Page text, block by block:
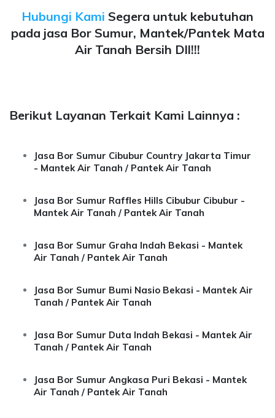
Hubungi Kami Segera untuk kebutuhan
pada jasa Bor Sumur, Mantek/Pantek Mata
Air Tanah Bersih Dll!!!
Berikut Layanan Terkait Kami Lainnya :
Jasa Bor Sumur Cibubur Country Jakarta Timur
- Mantek Air Tanah / Pantek Air Tanah
Jasa Bor Sumur Raffles Hills Cibubur Cibubur -
Mantek Air Tanah / Pantek Air Tanah
Jasa Bor Sumur Graha Indah Bekasi - Mantek
Air Tanah / Pantek Air Tanah
Jasa Bor Sumur Bumi Nasio Bekasi - Mantek Air
Tanah / Pantek Air Tanah
Jasa Bor Sumur Duta Indah Bekasi - Mantek Air
Tanah / Pantek Air Tanah
Jasa Bor Sumur Angkasa Puri Bekasi - Mantek
Air Tanah / Pantek Air Tanah